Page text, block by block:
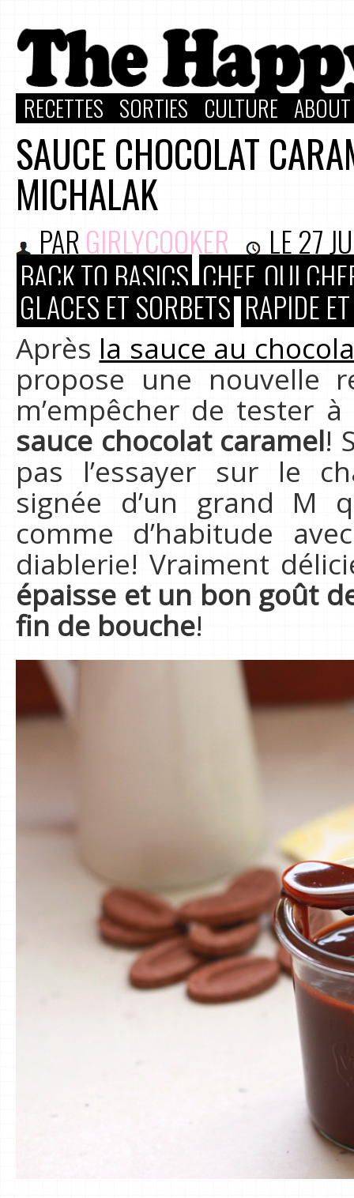
RECETTES SORTIES CULTURE
SAUCE CHOCOLAT
MICHALAK
PAR GIRLYCOOKER LE27
BACK TO BASICS CHEF, OUI
GLACES ET SORBETS RAPIDE
Après la sauce au
propose une nouvelle
m’empêcher de tester
sauce chocolat caramel!
pas l’essayer sur le
signée d’un grand M
comme d’habitude
diablerie! Vraiment
épaisse et un bon goût
fin de bouche!